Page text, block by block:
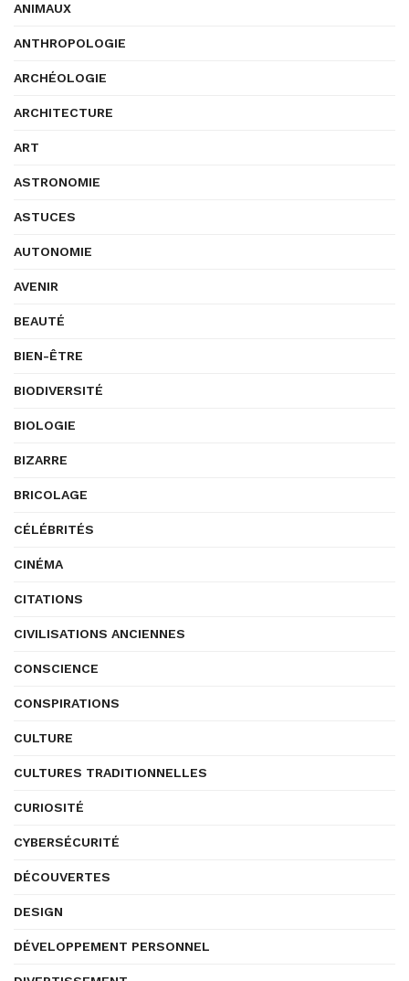
ANIMAUX
ANTHROPOLOGIE
ARCHÉOLOGIE
ARCHITECTURE
ART
ASTRONOMIE
ASTUCES
AUTONOMIE
AVENIR
BEAUTÉ
BIEN-ÊTRE
BIODIVERSITÉ
BIOLOGIE
BIZARRE
BRICOLAGE
CÉLÉBRITÉS
CINÉMA
CITATIONS
CIVILISATIONS ANCIENNES
CONSCIENCE
CONSPIRATIONS
CULTURE
CULTURES TRADITIONNELLES
CURIOSITÉ
CYBERSÉCURITÉ
DÉCOUVERTES
DESIGN
DÉVELOPPEMENT PERSONNEL